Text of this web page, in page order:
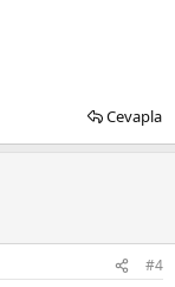
Cevapla
#4